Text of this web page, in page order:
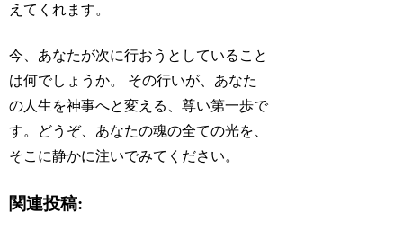
えてくれます。
今、あなたが次に行おうとしていること
は何でしょうか。 その行いが、あなた
の人生を神事へと変える、尊い第一歩で
す。どうぞ、あなたの魂の全ての光を、
そこに静かに注いでみてください。
関連投稿: